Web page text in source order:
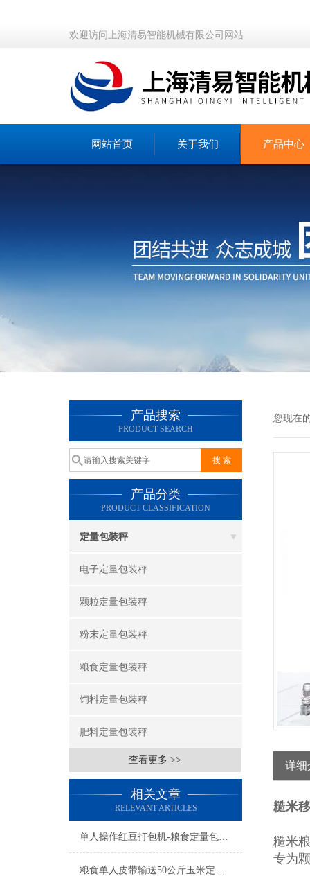
欢迎访问上海清易智能机械有限公司网站
网站首页 关于我们 产品中心
产品搜索
PRODUCT SEARCH
产品分类
PRODUCT CLASSIFICATION
定量包装秤
电子定量包装秤
颗粒定量包装秤
粉末定量包装秤
粮食定量包装秤
饲料定量包装秤
肥料定量包装秤
查看更多 >>
相关文章
RELEVANT ARTICLES
单人操作红豆打包机-粮食定量包装秤简介
粮食单人皮带输送50公斤玉米定量包装秤产品简介
您现在
详细
糙米
糙米
专为